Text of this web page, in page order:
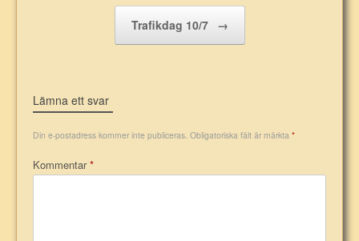
Trafikdag 10/7 →
Lämna ett svar
Din e-postadress kommer inte publiceras. Obligatoriska fält är märkta *
Kommentar*